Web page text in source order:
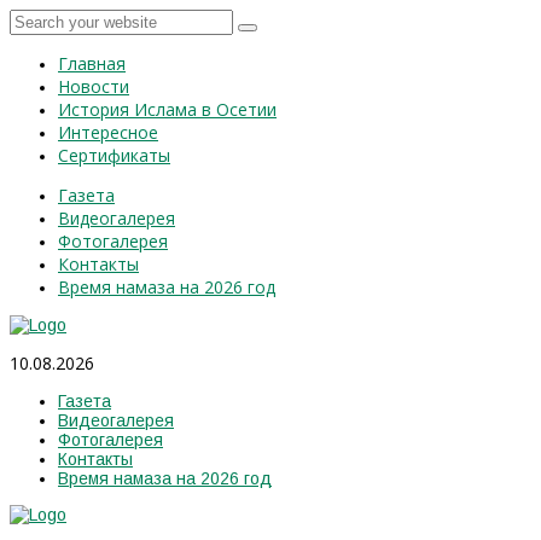
Главная
Новости
История Ислама в Осетии
Интересное
Сертификаты
Газета
Видеогалерея
Фотогалерея
Контакты
Время намаза на 2026 год
10.08.2026
Газета
Видеогалерея
Фотогалерея
Контакты
Время намаза на 2026 год